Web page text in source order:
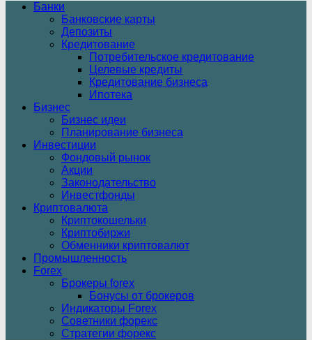
Банки
Банковские карты
Депозиты
Кредитование
Потребительское кредитование
Целевые кредиты
Кредитование бизнеса
Ипотека
Бизнес
Бизнес идеи
Планирование бизнеса
Инвестиции
Фондовый рынок
Акции
Законодательство
Инвестфонды
Криптовалюта
Криптокошельки
Криптобиржи
Обменники криптовалют
Промышленность
Forex
Брокеры forex
Бонусы от брокеров
Индикаторы Forex
Советники форекс
Стратегии форекс